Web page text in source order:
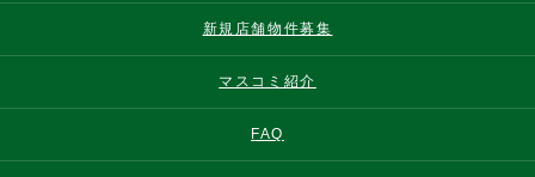
新規店舗物件募集
マスコミ紹介
FAQ